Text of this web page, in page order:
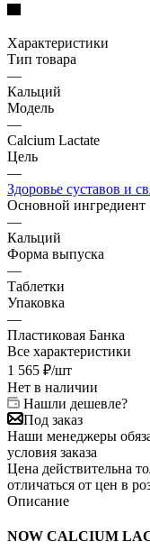
Характеристики
Тип товара
—
Кальций
Модель
—
Calcium Lactate
Цель
—
Здоровье суставов и
Основной ингредиент
—
Кальций
Форма выпуска
—
Таблетки
Упаковка
—
Пластиковая Банка
Все характеристики
1 565 ₽/шт
Нет в наличии
Нашли дешевле?
Под заказ
Наши менеджеры
условия заказа
Цена действительна
отличаться от цен в
Описание
NOW CALCIUM